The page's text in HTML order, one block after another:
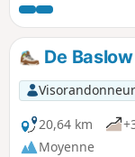
Trespass »,
Clough pour
descente se fait
Cross pour
De
Visorandonneur
20,64 km
Moyenne